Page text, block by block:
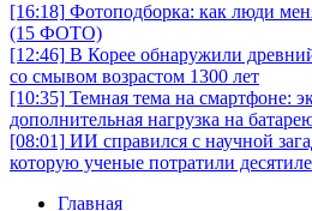
[16:18] Фотоподборка: как люди
(15 ФОТО)
[12:46] В Корее обнаружили
со смывом возрастом 1300 лет
[10:35] Темная тема на смартфоне:
дополнительная нагрузка на
[08:01] ИИ справился с научной
которую ученые потратили
Главная